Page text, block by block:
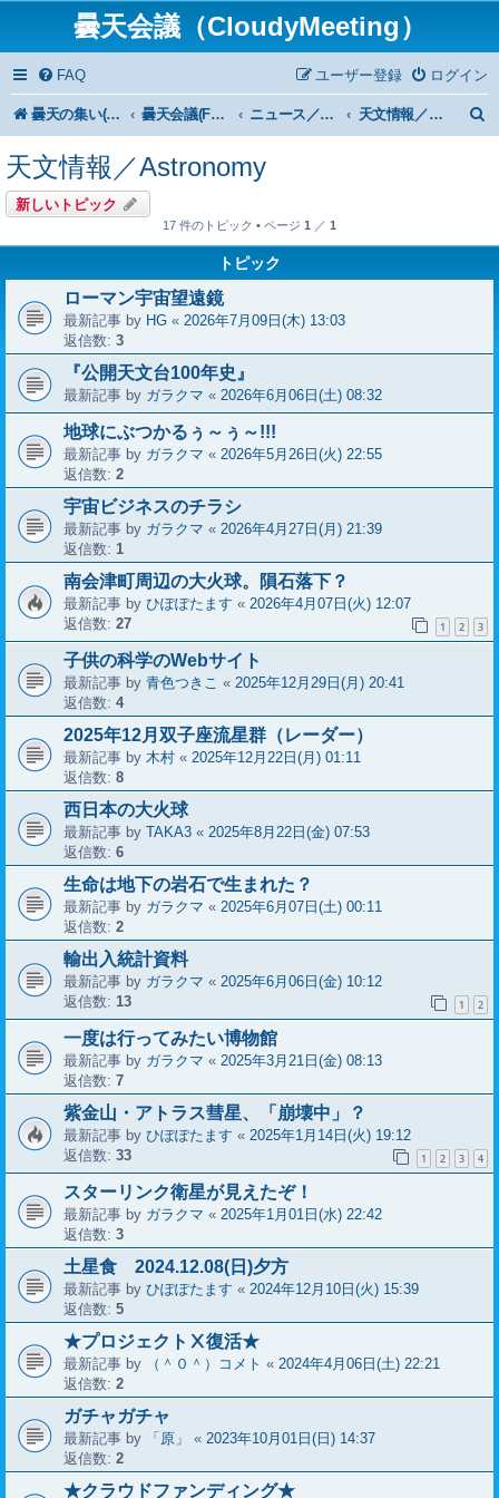
曇天会議（CloudyMeeting）
FAQ ログイン
ユーザー登録
曇天の集い(HP)トップ 曇天会議(Forum)トップ ニュース／News 天文情報／Astronomy
天文情報／Astronomy
新しいトピック
17 件のトピック • ページ 1 ／ 1
トピック
ローマン宇宙望遠鏡
最新記事 by HG « 2026年7月09日(木) 13:03
返信数: 3
『公開天文台100年史』
最新記事 by ガラクマ « 2026年6月06日(土) 08:32
地球にぶつかるぅ～ぅ～!!!
最新記事 by ガラクマ « 2026年5月26日(火) 22:55
返信数: 2
宇宙ビジネスのチラシ
最新記事 by ガラクマ « 2026年4月27日(月) 21:39
返信数: 1
南会津町周辺の大火球。隕石落下？
最新記事 by ひぽぽたます « 2026年4月07日(火) 12:07
返信数: 27 1 2 3
子供の科学のWebサイト
最新記事 by 青色つきこ « 2025年12月29日(月) 20:41
返信数: 4
2025年12月双子座流星群（レーダー）
最新記事 by 木村 « 2025年12月22日(月) 01:11
返信数: 8
西日本の大火球
最新記事 by TAKA3 « 2025年8月22日(金) 07:53
返信数: 6
生命は地下の岩石で生まれた？
最新記事 by ガラクマ « 2025年6月07日(土) 00:11
返信数: 2
輸出入統計資料
最新記事 by ガラクマ « 2025年6月06日(金) 10:12
返信数: 13 1 2
一度は行ってみたい博物館
最新記事 by ガラクマ « 2025年3月21日(金) 08:13
返信数: 7
紫金山・アトラス彗星、「崩壊中」？
最新記事 by ひぽぽたます « 2025年1月14日(火) 19:12
返信数: 33 1 2 3 4
スターリンク衛星が見えたぞ！
最新記事 by ガラクマ « 2025年1月01日(水) 22:42
返信数: 3
土星食 2024.12.08(日)夕方
最新記事 by ひぽぽたます « 2024年12月10日(火) 15:39
返信数: 5
★プロジェクトⅩ復活★
最新記事 by （＾０＾）コメト « 2024年4月06日(土) 22:21
返信数: 2
ガチャガチャ
最新記事 by 「原」 « 2023年10月01日(日) 14:37
返信数: 2
★クラウドファンディング★